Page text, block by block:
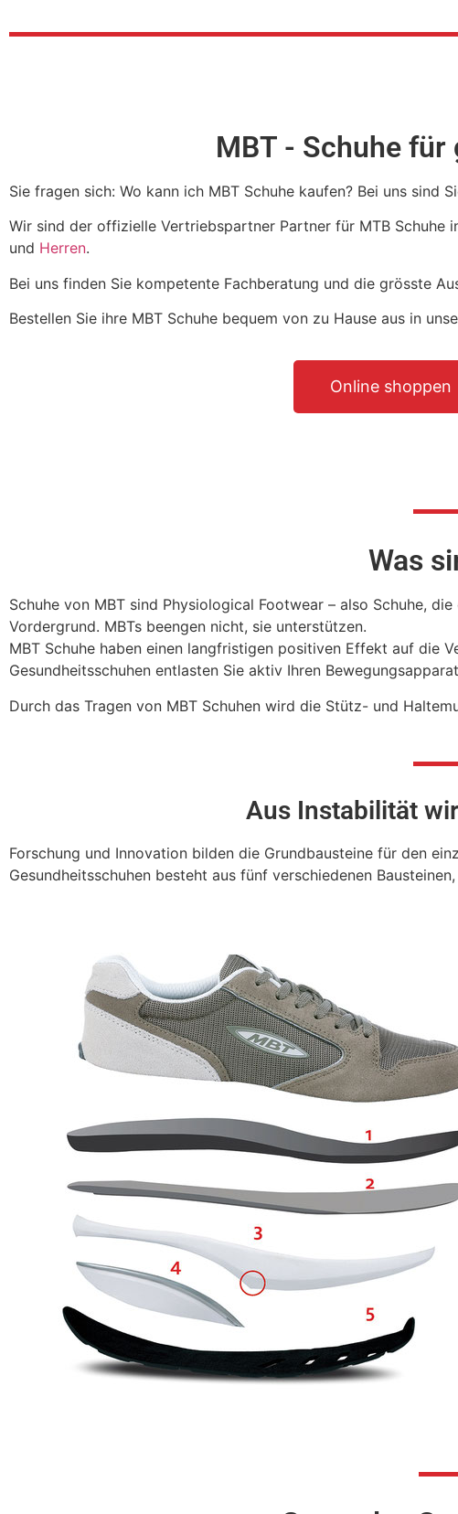
MBT - Schuhe für
Sie fragen sich: Wo kann ich MBT Schuhe kaufen? Bei uns sind
Wir sind der offizielle Vertriebspartner Partner für MTB Schuhe
und Herren.
Bei uns finden Sie kompetente Fachberatung und die grösste
Bestellen Sie ihre MBT Schuhe bequem von zu Hause aus in
Online shoppen
Was
Schuhe von MBT sind Physiological Footwear – also Schuhe,
Vordergrund. MBTs beengen nicht, sie unterstützen.
MBT Schuhe haben einen langfristigen positiven Effekt auf die
Gesundheitsschuhen entlasten Sie aktiv Ihren
Durch das Tragen von MBT Schuhen wird die Stütz- und
Aus Instabilität
Forschung und Innovation bilden die Grundbausteine für den
Gesundheitsschuhen besteht aus fünf verschiedenen